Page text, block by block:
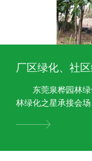
厂区绿化、社
东莞泉桦园林绿
林绿化之星承接会